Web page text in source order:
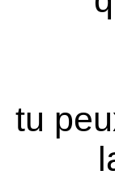
tu